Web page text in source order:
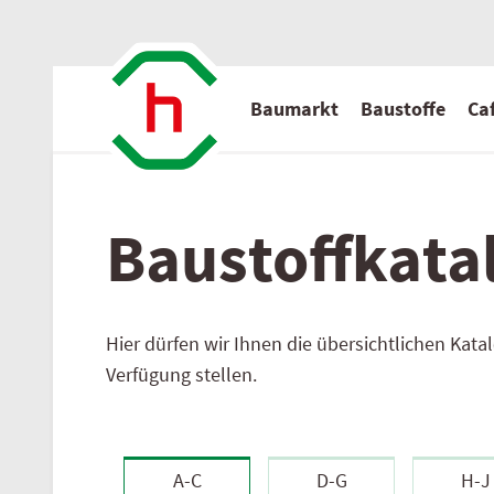
Baumarkt Baustoffe
Privatkunden
Baustoffe - Gesamtübersicht
Hier dürfen wir Ihnen die übersichtlichen
Verfügung stellen.
A-C D-G H-J